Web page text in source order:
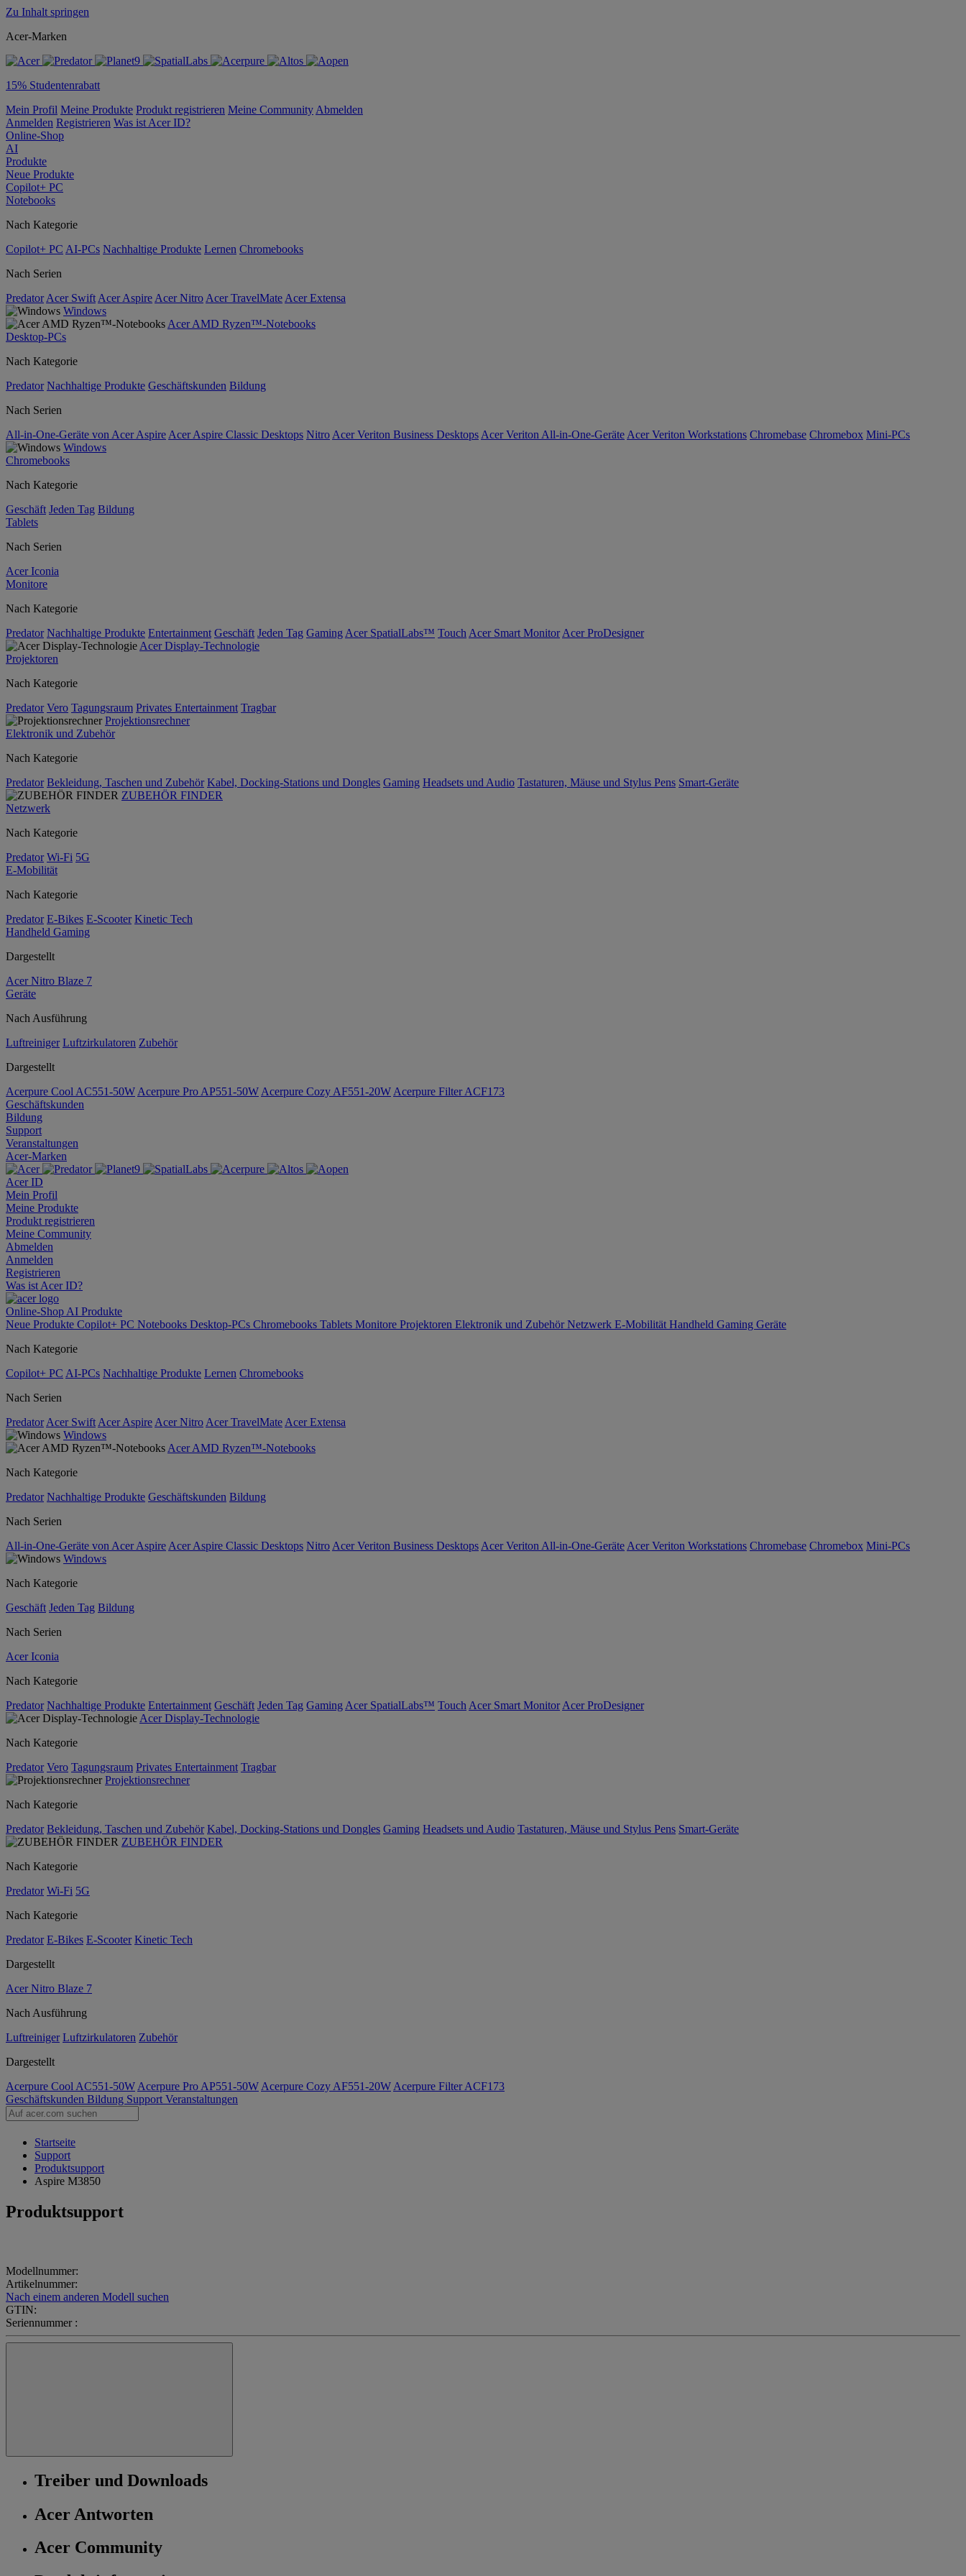
Zu Inhalt springen
Acer-Marken
15% Studentenrabatt
Mein Profil Meine Produkte Produkt registrieren Meine Community Abmelden
Anmelden Registrieren Was ist Acer ID?
Online-Shop
AI
Produkte
Neue Produkte
Copilot+ PC
Notebooks
Nach Kategorie
Copilot+ PC AI-PCs Nachhaltige Produkte Lernen Chromebooks
Nach Serien
Predator Acer Swift Acer Aspire Acer Nitro Acer TravelMate Acer Extensa
Windows
Acer AMD Ryzen™-Notebooks
Desktop-PCs
Nach Kategorie
Predator Nachhaltige Produkte Geschäftskunden Bildung
Nach Serien
All-in-One-Geräte von Acer Aspire Acer Aspire Classic Desktops Nitro Acer Veriton Business Desktops Acer Veriton All-in-One-Geräte Acer Veriton Workstations Chromebase Chromebox Mini-PCs
Windows
Chromebooks
Nach Kategorie
Geschäft Jeden Tag Bildung
Tablets
Nach Serien
Acer Iconia
Monitore
Nach Kategorie
Predator Nachhaltige Produkte Entertainment Geschäft Jeden Tag Gaming Acer SpatialLabs™ Touch Acer Smart Monitor Acer ProDesigner
Acer Display-Technologie
Projektoren
Nach Kategorie
Predator Vero Tagungsraum Privates Entertainment Tragbar
Projektionsrechner
Elektronik und Zubehör
Nach Kategorie
Predator Bekleidung, Taschen und Zubehör Kabel, Docking-Stations und Dongles Gaming Headsets und Audio Tastaturen, Mäuse und Stylus Pens Smart-Geräte
ZUBEHÖR FINDER
Netzwerk
Nach Kategorie
Predator Wi-Fi 5G
E-Mobilität
Nach Kategorie
Predator E-Bikes E-Scooter Kinetic Tech
Handheld Gaming
Dargestellt
Acer Nitro Blaze 7
Geräte
Nach Ausführung
Luftreiniger Luftzirkulatoren Zubehör
Dargestellt
Acerpure Cool AC551-50W Acerpure Pro AP551-50W Acerpure Cozy AF551-20W Acerpure Filter ACF173
Geschäftskunden
Bildung
Support
Veranstaltungen
Acer-Marken
Acer ID
Mein Profil
Meine Produkte
Produkt registrieren
Meine Community
Abmelden
Anmelden
Registrieren
Was ist Acer ID?
Online-Shop AI Produkte
Neue Produkte Copilot+ PC Notebooks Desktop-PCs Chromebooks Tablets Monitore Projektoren Elektronik und ZubehörNetzwerk E-Mobilität Handheld Gaming Geräte
Nach Kategorie
Copilot+ PC AI-PCs Nachhaltige Produkte Lernen Chromebooks
Nach Serien
Predator Acer Swift Acer Aspire Acer Nitro Acer TravelMate Acer Extensa
Windows
Acer AMD Ryzen™-Notebooks
Nach Kategorie
Predator Nachhaltige Produkte Geschäftskunden Bildung
Nach Serien
All-in-One-Geräte von Acer Aspire Acer Aspire Classic Desktops Nitro Acer Veriton Business Desktops Acer Veriton All-in-One-Geräte Acer Veriton Workstations Chromebase Chromebox Mini-PCs
Windows
Nach Kategorie
Geschäft Jeden Tag Bildung
Nach Serien
Acer Iconia
Nach Kategorie
Predator Nachhaltige Produkte Entertainment Geschäft Jeden Tag Gaming Acer SpatialLabs™ Touch Acer Smart Monitor Acer ProDesigner
Acer Display-Technologie
Nach Kategorie
Predator Vero Tagungsraum Privates Entertainment Tragbar
Projektionsrechner
Nach Kategorie
Predator Bekleidung, Taschen und Zubehör Kabel, Docking-Stations und Dongles Gaming Headsets und Audio Tastaturen, Mäuse und Stylus Pens Smart-Geräte
ZUBEHÖR FINDER
Nach Kategorie
Predator Wi-Fi 5G
Nach Kategorie
Predator E-Bikes E-Scooter Kinetic Tech
Dargestellt
Acer Nitro Blaze 7
Nach Ausführung
Luftreiniger Luftzirkulatoren Zubehör
Dargestellt
Acerpure Cool AC551-50W Acerpure Pro AP551-50W Acerpure Cozy AF551-20W Acerpure Filter ACF173
Geschäftskunden Bildung Support Veranstaltungen
Startseite
Support
Produktsupport
Aspire M3850
Produktsupport
Modellnummer:
Artikelnummer:
Nach einem anderen Modell suchen
GTIN:
Seriennummer :
Treiber und Downloads
Acer Antworten
Acer Community